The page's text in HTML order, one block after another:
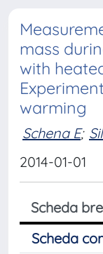
mass
with
warming
Schena E;
2014-01-01
Scheda
Scheda